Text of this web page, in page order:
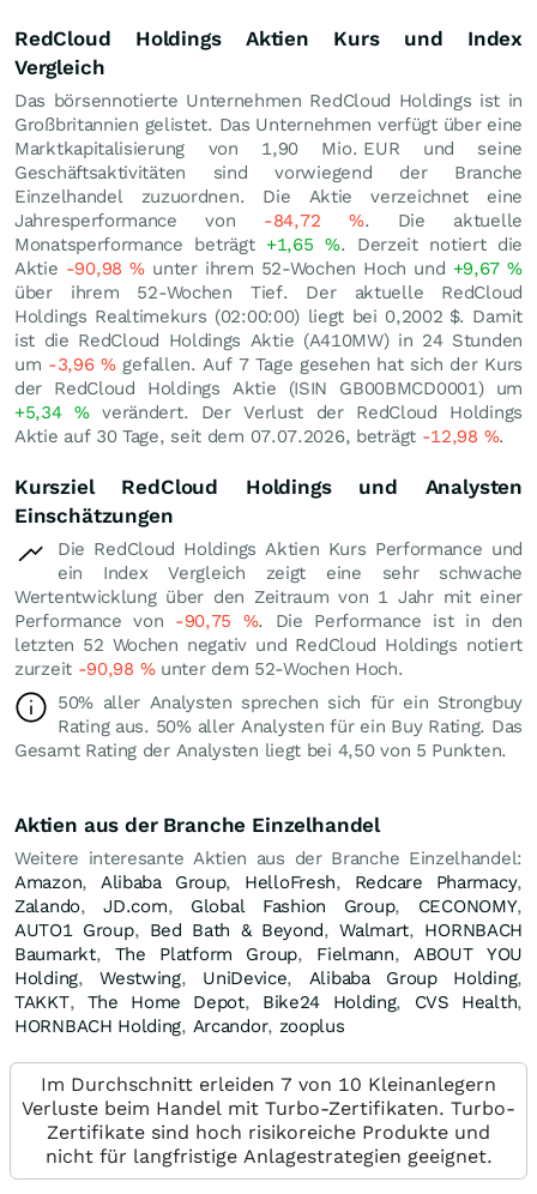
RedCloud Holdings Aktien Kurs und Index
Vergleich
Das börsennotierte Unternehmen RedCloud Holdings ist in
Großbritannien gelistet. Das Unternehmen verfügt über eine
Marktkapitalisierung von 1,90 Mio. EUR und seine
Geschäftsaktivitäten sind vorwiegend der Branche
Einzelhandel zuzuordnen. Die Aktie verzeichnet eine
Jahresperformance von -84,72 %. Die aktuelle
Monatsperformance beträgt +1,65%. Derzeit notiert die
Aktie -90,98%unter ihrem 52-Wochen Hoch und +9,67%
über ihrem 52-Wochen Tief. Der aktuelle RedCloud
Holdings Realtimekurs (02:00:00) liegt bei 0,2002 $. Damit
ist die RedCloud Holdings Aktie (A410MW) in 24 Stunden
um -3,96%gefallen. Auf 7 Tage gesehen hat sich der Kurs
der RedCloud Holdings Aktie (ISIN GB00BMCD0001) um
+5,34 %verändert. Der Verlust der RedCloud Holdings
Aktie auf 30 Tage, seit dem 07.07.2026, beträgt -12,98 %.
Kursziel RedCloud Holdings und Analysten
Einschätzungen
Die RedCloud Holdings Aktien Kurs Performance und
ein Index Vergleich zeigt eine sehr schwache
Wertentwicklung über den Zeitraum von 1 Jahr mit einer
Performance von -90,75 %. Die Performance ist in den
letzten 52 Wochen negativ und RedCloud Holdings notiert
zurzeit -90,98 %unter dem 52-Wochen Hoch.
50% aller Analysten sprechen sich für ein Strongbuy
Rating aus. 50% aller Analysten für ein Buy Rating. Das
Gesamt Rating der Analysten liegt bei 4,50 von 5 Punkten.
Aktien aus der Branche Einzelhandel
Weitere interesante Aktien aus der Branche Einzelhandel:
Amazon, Alibaba Group, HelloFresh, Redcare Pharmacy,
Zalando,JD.com, Global Fashion Group, CECONOMY,
AUTO1 Group, Bed Bath & Beyond,Walmart, HORNBACH
Baumarkt, The Platform Group, Fielmann, ABOUT YOU
Holding,Westwing, UniDevice, Alibaba Group Holding,
TAKKT, The Home Depot, Bike24 Holding, CVS Health,
HORNBACH Holding, Arcandor, zooplus
Im Durchschnitt erleiden 7 von 10 Kleinanlegern
Verluste beim Handel mit Turbo-Zertifikaten. Turbo-
Zertifikate sind hoch risikoreiche Produkte und
nicht für langfristige Anlagestrategien geeignet.